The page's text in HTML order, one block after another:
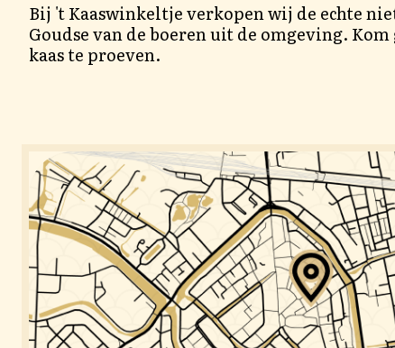
Bij 't Kaaswinkeltje verkopen wij de echte
Goudse van de boeren uit de omgeving.
kaas te proeven.